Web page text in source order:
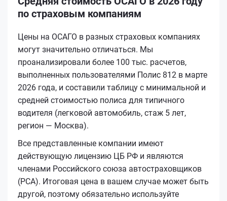
по страховым компаниям
Цены на ОСАГО в разных страховых компаниях
могут значительно отличаться. Мы
проанализировали более 100 тыс. расчетов,
выполненных пользователями Полис 812 в марте
2026 года, и составили таблицу с минимальной и
средней стоимостью полиса для типичного
водителя (легковой автомобиль, стаж 5 лет,
регион — Москва).
Все представленные компании имеют
действующую лицензию ЦБ РФ и являются
членами Российского союза автостраховщиков
(РСА). Итоговая цена в вашем случае может быть
другой, поэтому обязательно используйте